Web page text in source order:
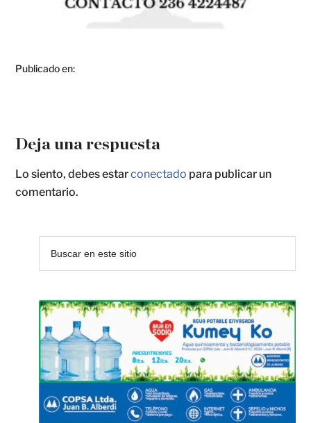
Publicado en:
Deja una respuesta
Lo siento, debes estarconectado para publicar un
comentario.